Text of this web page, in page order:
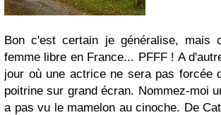
Bon c'est certain je généralise, mais
femme libre en France... PFFF ! A
jour où une actrice ne sera pas forcée
poitrine sur grand écran. Nommez-moi
a pas vu le mamelon au cinoche. De